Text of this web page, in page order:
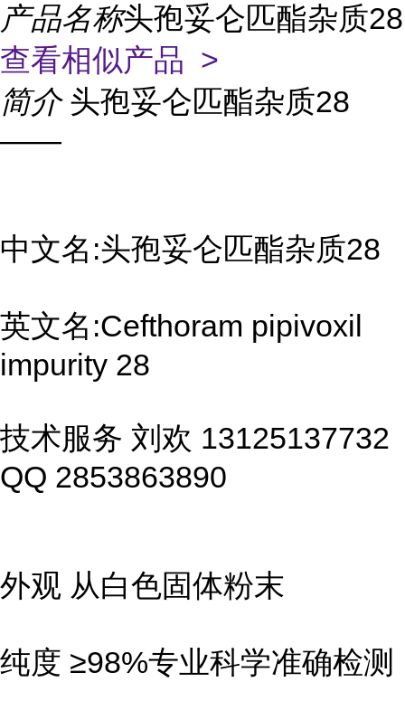
产品名称头孢妥仑匹酯杂质28
查看相似产品 >
简介 头孢妥仑匹酯杂质28
——
中文名:头孢妥仑匹酯杂质28
英文名:Cefthoram pipivoxil
impurity 28
技术服务 刘欢 13125137732
QQ 2853863890
外观 从白色固体粉末
纯度 ≥98%专业科学准确检测